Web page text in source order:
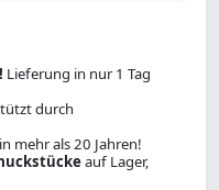
Lieferung in nur 1 Tag
durch
mehr als 20 Jahren!
auf Lager,